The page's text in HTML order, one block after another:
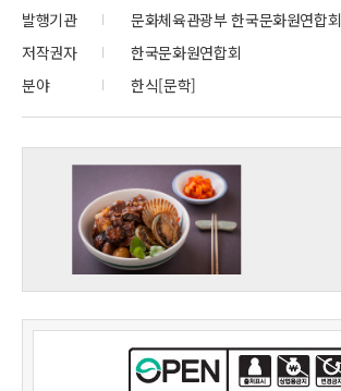
발행기관
문화체육관광부 한국문화원연합회
저작권자
한국문화원연합회
분야
한식[문학]